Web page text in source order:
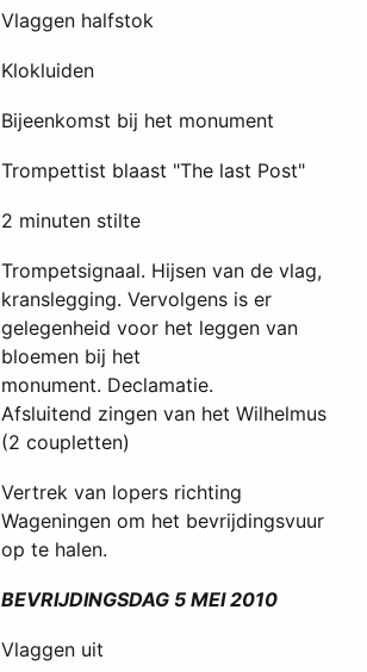
Vlaggen halfstok
Klokluiden
Bijeenkomst bij het monument
Trompettist blaast "The last Post"
2 minuten stilte
Trompetsignaal. Hijsen van de vlag,
kranslegging. Vervolgens is er
gelegenheid voor het leggen van
bloemen bij het
monument. Declamatie.
Afsluitend zingen van het Wilhelmus
(2 coupletten)
Vertrek van lopers richting
Wageningen om het bevrijdingsvuur
op te halen.
BEVRIJDINGSDAG 5 MEI 2010
Vlaggen uit